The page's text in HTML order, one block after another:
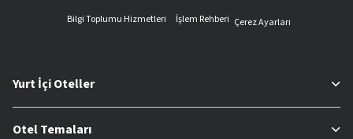
Bilgi Toplumu Hizmetleri
İşlem Rehberi Çerez Ayarları
Yurt İçi Oteller
Otel Temaları